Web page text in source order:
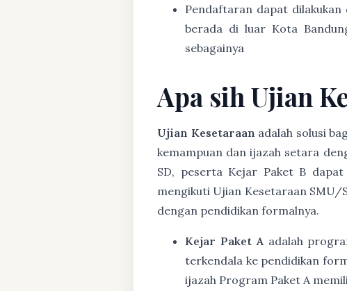
Pendaftaran dapat
berada di luar Kota
sebagainya
Apa sih Ujian
Ujian Kesetaraan adalah solusi
kemampuan dan ijazah setara
SD, peserta Kejar Paket B
mengikuti Ujian Kesetaraan SMU/
dengan pendidikan formalnya.
Kejar Paket A adalah
terkendala ke pendidikan
ijazah Program Paket A